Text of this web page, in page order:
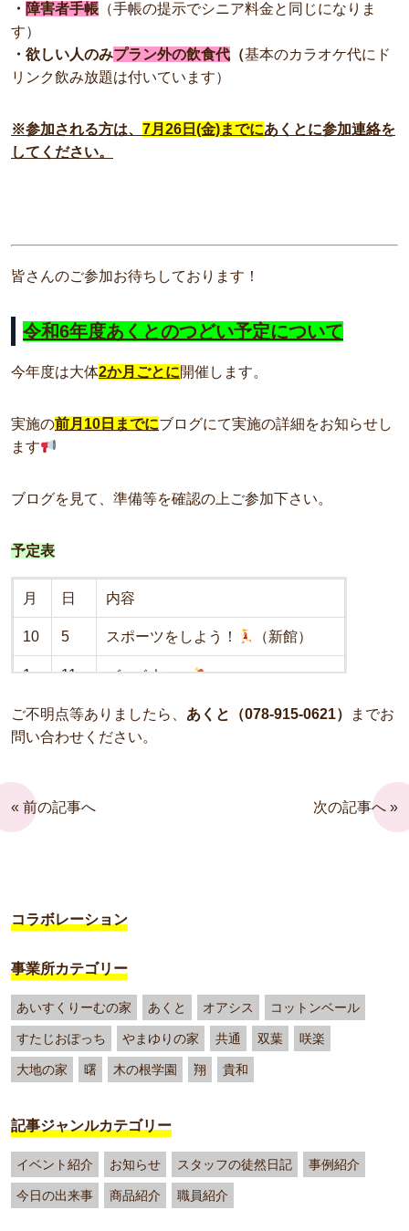
・ 障害者手帳 （手帳の提示でシニア料金と同じになりま
す）
・欲しい人のみプラン外の飲食代 （基本のカラオケ代にド
リンク飲み放題は付いています）
※参加される方は、 7月26日(金)までにあくとに参加連絡を
してください。
皆さんのご参加お待ちしております！
令和6年度あくとのつどい予定について
今年度は大体2か月ごとに開催します。
実施の前月10日までにブログにて実施の詳細をお知らせし
ます
ブログを見て、準備等を確認の上ご参加下さい。
予定表
月 日 内容
10 5 スポーツをしよう！ （新館）
1 11 バーベキュー
3 8 ボウリング大会
ご不明点等ありましたら、 あくと（078-915-0621）
までお
問い合わせください。
« 前の記事へ 次の記事へ »
コラボレーション
事業所カテゴリー
あいすくりーむの家 あくと オアシス コットンベール
すたじおぽっち やまゆりの家 共通 双葉 咲楽
大地の家 曙 木の根学園 翔 貴和
記事ジャンルカテゴリー
イベント紹介 お知らせ スタッフの徒然日記 事例紹介
今日の出来事 商品紹介 職員紹介